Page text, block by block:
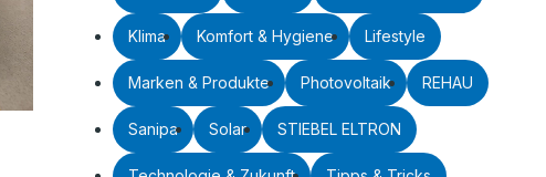
Klima Komfort & Hygiene Lifestyle
Marken & Produkte Photovoltaik REHAU
Sanipa Solar STIEBEL ELTRON